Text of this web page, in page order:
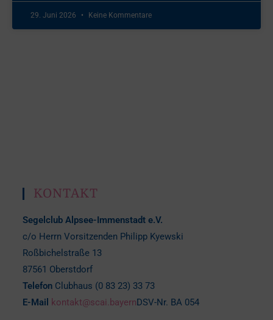
29. Juni 2026 Keine Kommentare
KONTAKT
Segelclub Alpsee-Immenstadt e.V.
c/o Herrn Vorsitzenden Philipp Kyewski
Roßbichelstraße 13
87561 Oberstdorf
Telefon Clubhaus (0 83 23) 33 73
E-Mail
kontakt@scai.bayernDSV-Nr. BA 054